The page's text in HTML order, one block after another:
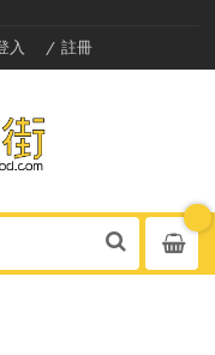
入 註冊